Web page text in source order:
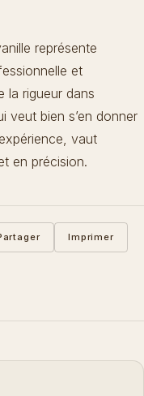
représente
et
la rigueur dans
veut bien s’en donner
vaut
en précision.
Imprimer